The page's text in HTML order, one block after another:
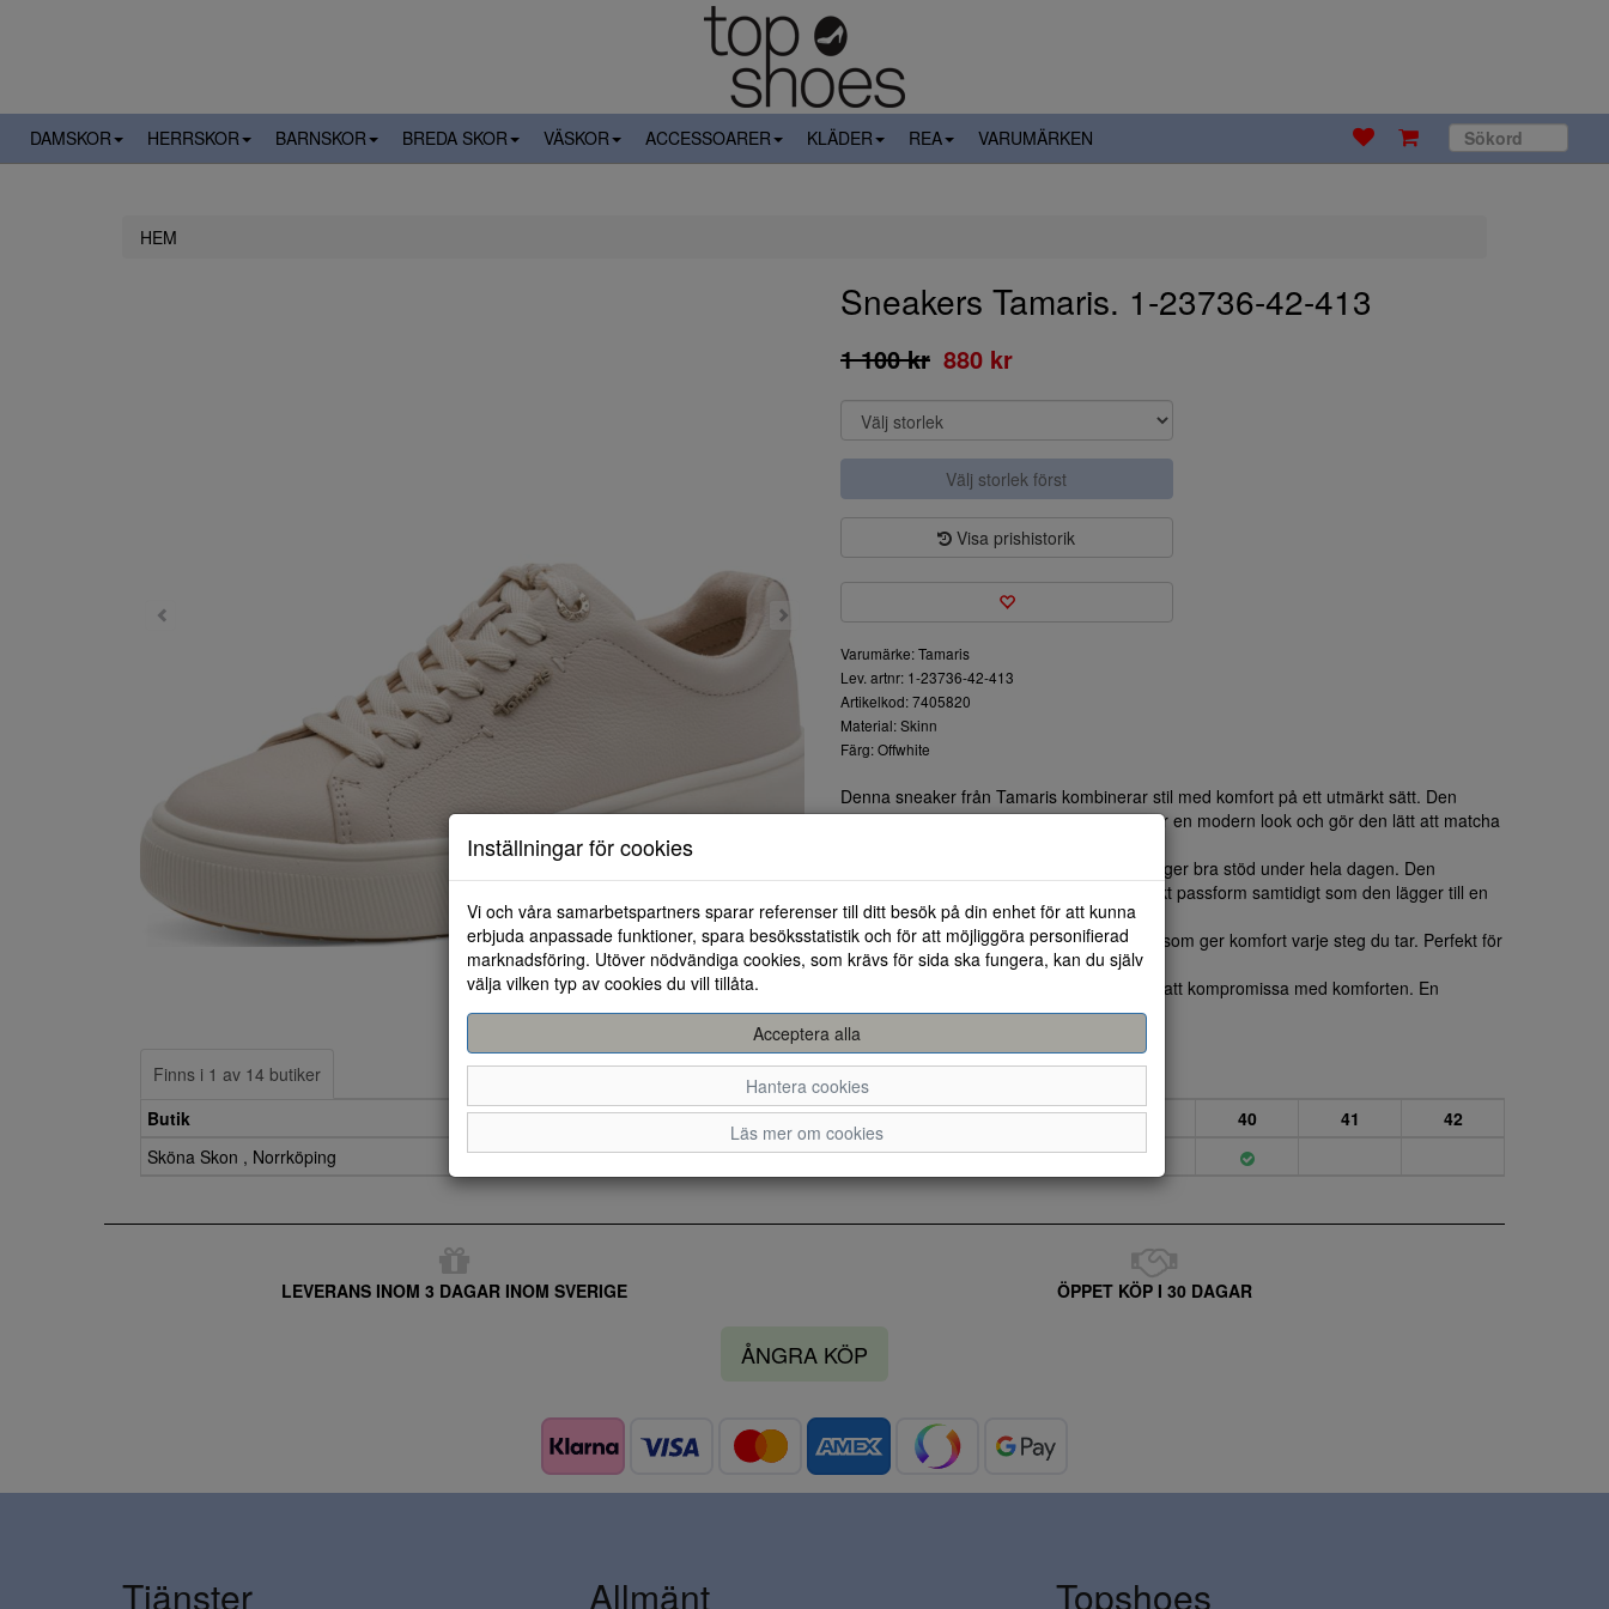
DAMSKOR HERRSKOR BARNSKOR BREDA SKOR VÄSKOR ACCESSOARER KLÄDER REA VARUMÄRKEN
HEM
Sneakers Tamaris. 1-23736-42-413
1 100 kr 880 kr
Välj storlek först
Visa prishistorik
Varumärke: Tamaris
Lev. artnr: 1-23736-42-413
Artikelkod: 7405820
Material: Skinn
Färg: Offwhite
Denna sneaker från Tamaris kombinerar stil med komfort på ett utmärkt sätt. Den
eleganta designen i mjukt lädermaterial ger en modern look och gör den lätt att matcha
Skon har en låg profil och en lätt sula som ger bra stöd under hela dagen. Den
klassiska snörningen säkerställer en perfekt passform samtidigt som den lägger till en
tidlös touch.
Inuti hittar du en välfungerande dämpning som ger komfort varje steg du tar. Perfekt för
både vardag och avslappnade tillfällen.
Välj denna sneaker för att hålla stilen utan att kompromissa med komforten. En
oumbärlig del av din garderob.
Finns i 1 av 14 butiker
Butik
36 37 38 39 40 41
42
Sköna Skon , Norrköping
LEVERANS INOM 3 DAGAR INOM SVERIGE ÖPPET KÖP I 30 DAGAR
ÅNGRA KÖP
Inställningar för cookies
Vi och våra samarbetspartners sparar referenser till ditt besök på din enhet för att kunna
erbjuda anpassade funktioner, spara besöksstatistik och för att möjliggöra personifierad
marknadsföring. Utöver nödvändiga cookies, som krävs för sida ska fungera, kan du själv
välja vilken typ av cookies du vill tillåta.
Acceptera alla
Hantera cookies
Läs mer om cookies
Tjänster Allmänt Topshoes